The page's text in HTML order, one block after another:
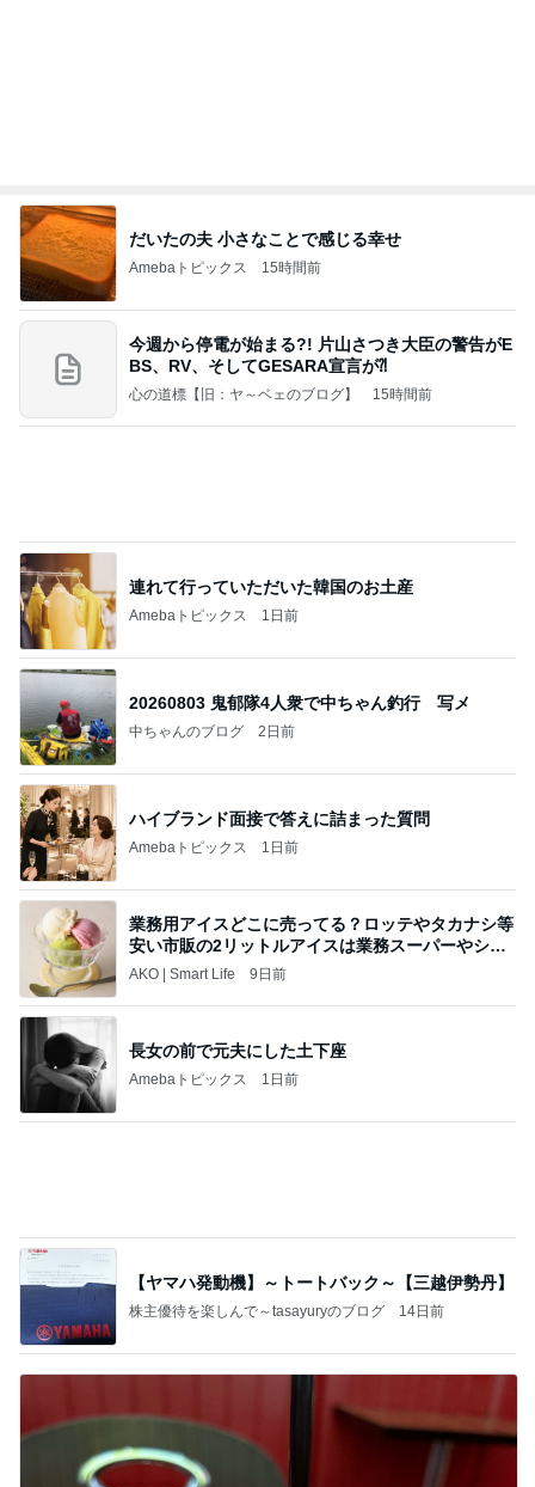
だいたの夫 小さなことで感じる幸せ
Amebaトピックス 15時間前
今週から停電が始まる?! 片山さつき大臣の警告がE
BS、RV、そしてGESARA宣言が⁈
心の道標【旧：ヤ～ベェのブログ】 15時間前
連れて行っていただいた韓国のお土産
Amebaトピックス 1日前
20260803 鬼郁隊4人衆で中ちゃん釣行 写メ
中ちゃんのブログ 2日前
ハイブランド面接で答えに詰まった質問
Amebaトピックス 1日前
業務用アイスどこに売ってる？ロッテやタカナシ等
安い市販の2リットルアイスは業務スーパーやシャ
トレ
AKO | Smart Life 9日前
長女の前で元夫にした土下座
Amebaトピックス 1日前
【ヤマハ発動機】～トートバック～【三越伊勢丹】
株主優待を楽しんで～tasayuryのブログ 14日前